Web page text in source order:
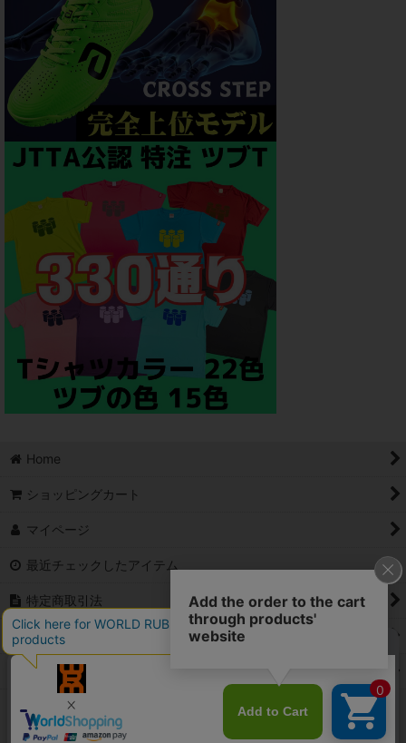
Home
ショッピングカート
マイページ
最近チェックしたアイテム
特定商取引法
ご利用案内
Contact